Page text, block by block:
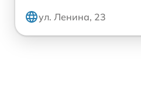
ул. Ленина, 23